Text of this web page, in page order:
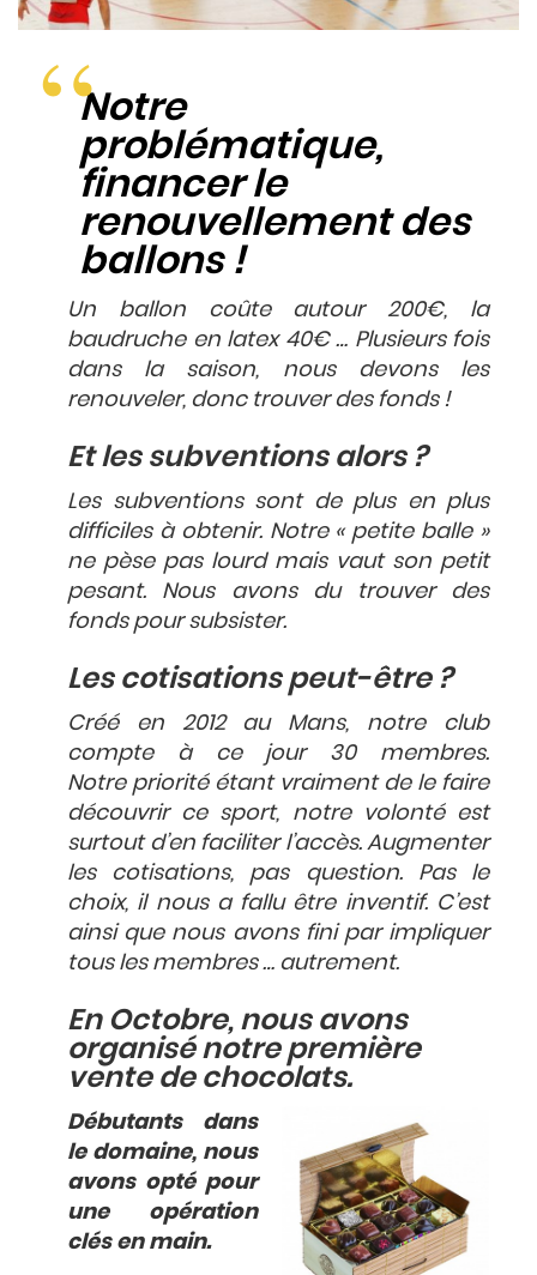
Notre
problématique,
financer le
renouvellement des
ballons !
Un ballon coûte autour 200€, la
baudruche en latex 40€ … Plusieurs fois
dans la saison, nous devons les
renouveler, donc trouver des fonds !
Et les subventions alors ?
Les subventions sont de plus en plus
difficiles à obtenir. Notre « petite balle »
ne pèse pas lourd mais vaut son petit
pesant. Nous avons du trouver des
fonds pour subsister.
Les cotisations peut-être ?
Créé en 2012 au Mans, notre club
compte à ce jour 30 membres.
Notre priorité étant vraiment de le faire
découvrir ce sport, notre volonté est
surtout d’en faciliter l’accès. Augmenter
les cotisations, pas question. Pas le
choix, il nous a fallu être inventif. C’est
ainsi que nous avons fini par impliquer
tous les membres … autrement.
En Octobre, nous avons
organisé notre première
vente de chocolats.
Débutants dans
le domaine, nous
avons opté pour
une opération
clés en main.